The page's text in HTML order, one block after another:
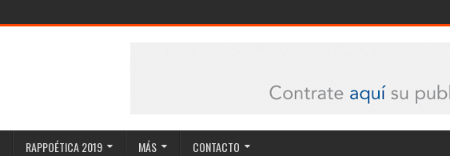
RAPPOÉTICA 2019 MÁS CONTACTO